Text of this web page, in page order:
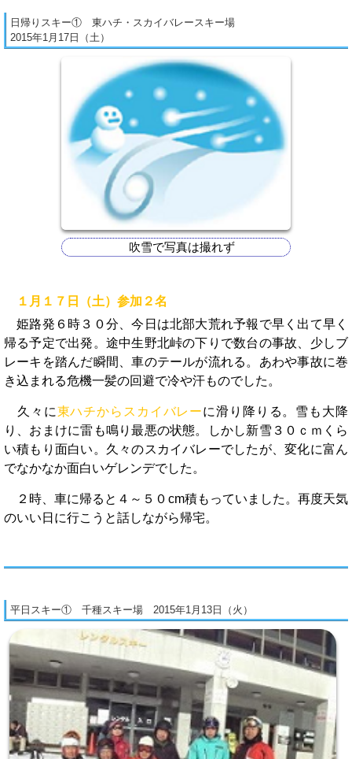
日帰りスキー① 東ハチ・スカイバレースキー場
2015年1月17日（土）
吹雪で写真は撮れず
１月１７日（土）参加２名
姫路発６時３０分、今日は北部大荒れ予報で早く出て早く
帰る予定で出発。途中生野北峠の下りで数台の事故、少しブ
レーキを踏んだ瞬間、車のテールが流れる。あわや事故に巻
き込まれる危機一髪の回避で冷や汗ものでした。
久々に東ハチからスカイバレーに滑り降りる。雪も大降
り、おまけに雷も鳴り最悪の状態。しかし新雪３０ｃｍくら
い積もり面白い。久々のスカイバレーでしたが、変化に富ん
でなかなか面白いゲレンデでした。
２時、車に帰ると４～５０cm積もっていました。再度天気
のいい日に行こうと話しながら帰宅。
平日スキー① 千種スキー場 2015年1月13日（火）